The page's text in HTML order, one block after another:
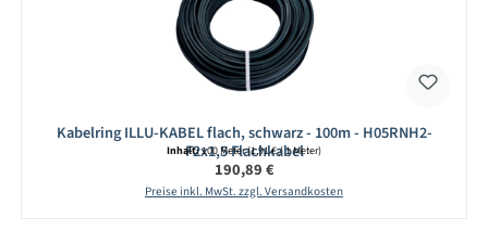
Kabelring ILLU-KABEL flach, schwarz - 100m - H05RNH2-
F2x1,5 Flachkabel
Inhalt:100 Meter(1,91 € / 1 Meter)
Regulärer Preis:
190,89 €
Preise inkl. MwSt. zzgl. Versandkosten